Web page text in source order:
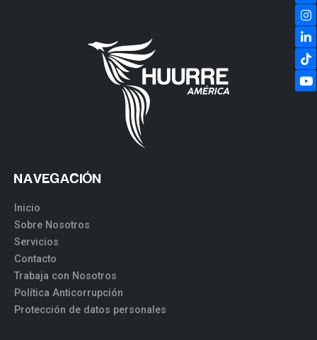
NAVEGACIÓN
Inicio
Sobre Nosotros
Servicios
Contacto
Trabaja con Nosotros
Política Anticorrupción
Protección de datos personales